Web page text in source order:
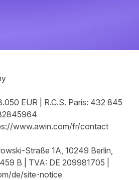
| Awin
EUR | R.C.S. Paris: 432 845
www.awin.com/fr/contact
Straße 1A, 10249 Berlin,
B | TVA: DE 209981705 |
de/site-notice